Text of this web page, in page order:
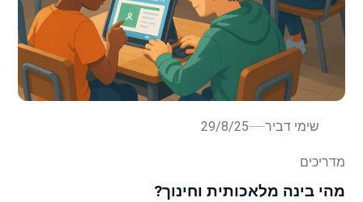
שימי דביר 29/8/25
מדריכים
מהי בינה מלאכותית וחינוך?